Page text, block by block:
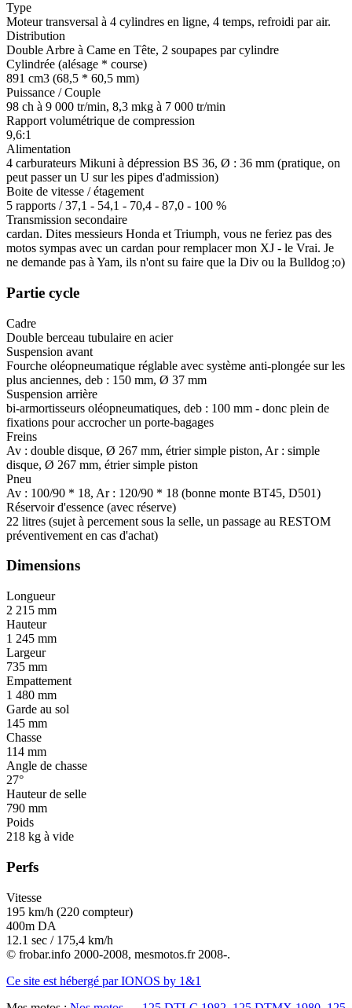
Type
Moteur transversal à 4 cylindres en ligne, 4 temps, refroidi par air.
Distribution
Double Arbre à Came en Tête, 2 soupapes par cylindre
Cylindrée (alésage * course)
891 cm3 (68,5 * 60,5 mm)
Puissance / Couple
98 ch à 9 000 tr/min, 8,3 mkg à 7 000 tr/min
Rapport volumétrique de compression
9,6:1
Alimentation
4 carburateurs Mikuni à dépression BS 36, Ø : 36 mm (pratique, on
peut passer un U sur les pipes d'admission)
Boite de vitesse / étagement
5 rapports / 37,1 - 54,1 - 70,4 - 87,0 - 100 %
Transmission secondaire
cardan. Dites messieurs Honda et Triumph, vous ne feriez pas des
motos sympas avec un cardan pour remplacer mon XJ - le Vrai. Je
ne demande pas à Yam, ils n'ont su faire que la Div ou la Bulldog ;o)
Partie cycle
Cadre
Double berceau tubulaire en acier
Suspension avant
Fourche oléopneumatique réglable avec système anti-plongée sur les
plus anciennes, deb : 150 mm, Ø 37 mm
Suspension arrière
bi-armortisseurs oléopneumatiques, deb : 100 mm - donc plein de
fixations pour accrocher un porte-bagages
Freins
Av : double disque, Ø 267 mm, étrier simple piston, Ar : simple
disque, Ø 267 mm, étrier simple piston
Pneu
Av : 100/90 * 18, Ar : 120/90 * 18 (bonne monte BT45, D501)
Réservoir d'essence (avec réserve)
22 litres (sujet à percement sous la selle, un passage au RESTOM
préventivement en cas d'achat)
Dimensions
Longueur
2 215 mm
Hauteur
1 245 mm
Largeur
735 mm
Empattement
1 480 mm
Garde au sol
145 mm
Chasse
114 mm
Angle de chasse
27°
Hauteur de selle
790 mm
Poids
218 kg à vide
Perfs
Vitesse
195 km/h (220 compteur)
400m DA
12.1 sec / 175,4 km/h
© frobar.info 2000-2008, mesmotos.fr 2008-.
Ce site est hébergé par IONOS by 1&1